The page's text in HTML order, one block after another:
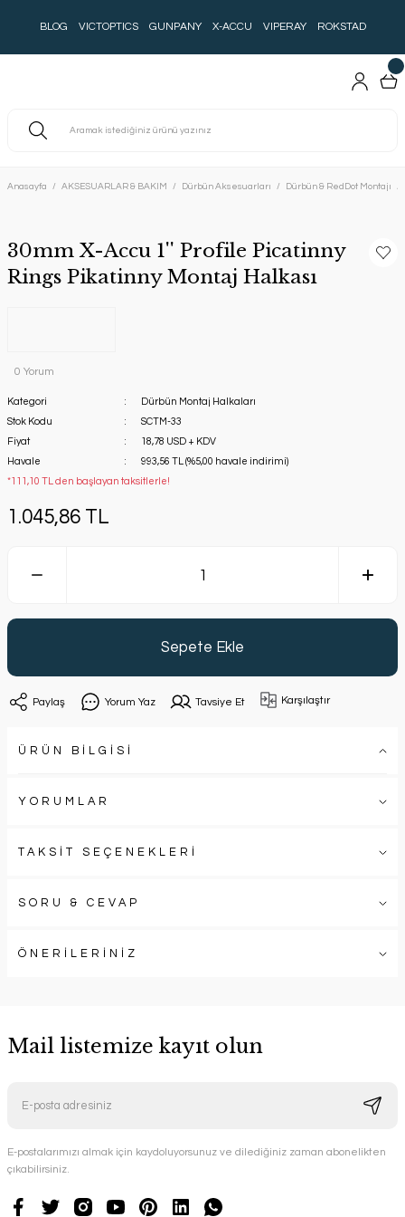
BLOG VICTOPTICS GUNPANY X-ACCU VIPERAY ROKSTAD
Anasayfa AKSESUARLAR & BAKIM Dürbün Aksesuarları Dürbün & RedDot Montajı
30mm X-Accu 1'' Profile Picatinny
Rings Pikatinny Montaj Halkası
0 Yorum
Kategori
Dürbün Montaj Halkaları
Stok Kodu
SCTM-33
Fiyat
18,78 USD + KDV
Havale
993,56 TL (%5,00 havale indirimi)
*111,10 TL den başlayan taksitlerle!
1.045,86 TL
Sepete Ekle
Paylaş Yorum Yaz Tavsiye Et Karşılaştır
ÜRÜN BİLGİSİ
YORUMLAR
TAKSİT SEÇENEKLERİ
SORU & CEVAP
ÖNERİLERİNİZ
Mail listemize kayıt olun
E-postalarımızı almak için kaydoluyorsunuz ve dilediğiniz zaman abonelikten
çıkabilirsiniz.